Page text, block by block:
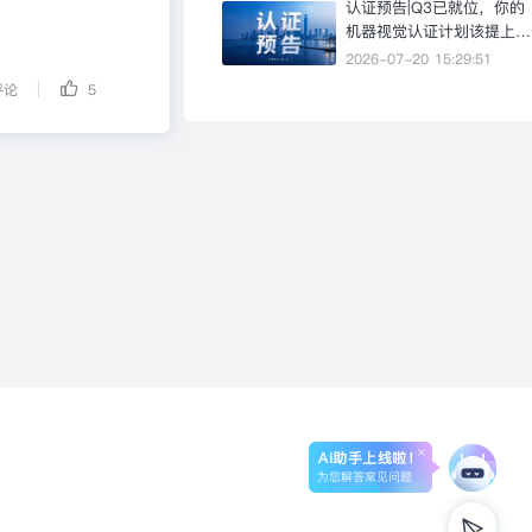
论 5
认证预告|Q3已就位，你的
机器视觉认证计划该提上日
程了
2026-07-20 15:29:51
Ai助手上线啦！
为您解答常见问题